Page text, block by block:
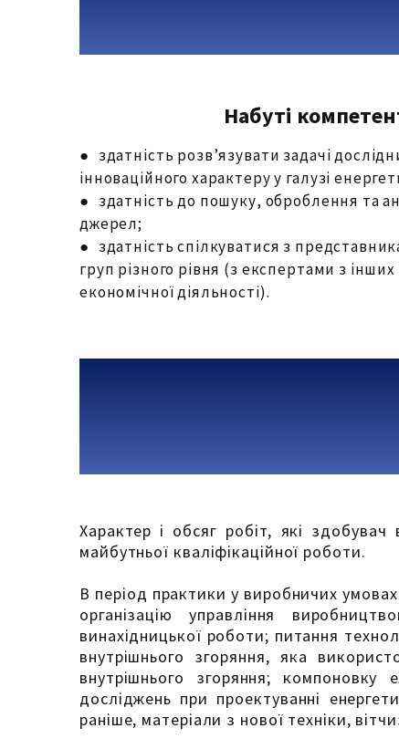
Набуті
● здатність розв’язувати задачі
інноваційного характеру у галузі
● здатність до пошуку, оброблення та
джерел;
● здатність спілкуватися з
груп різного рівня (з експертами з
економічної діяльності).
Характер і обсяг робіт, які
майбутньої кваліфікаційної роботи.
В період практики у виробничих
організацію управління
винахідницької роботи; питання
внутрішнього згоряння, яка
внутрішнього згоряння; компоновку
досліджень при проектуванні
раніше, матеріали з нової техніки,